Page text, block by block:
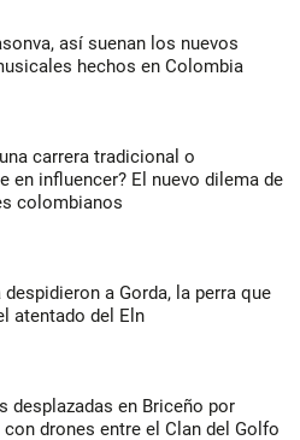
así suenan los nuevos
hechos en Colombia
carrera tradicional o
en influencer? El nuevo dilema de
colombianos
despidieron a Gorda, la perra que
atentado del Eln
desplazadas en Briceño por
drones entre el Clan del Golfo